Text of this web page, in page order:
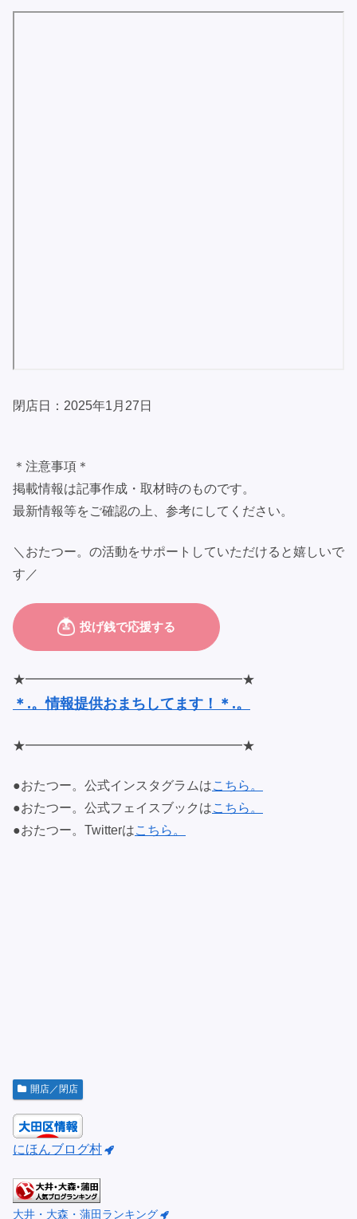
閉店日：2025年1月27日
＊注意事項＊
掲載情報は記事作成・取材時のものです。
最新情報等をご確認の上、参考にしてください。
＼おたつー。の活動をサポートしていただけると嬉しいで
す／
★━━━━━━━━━━━━━━━━━★
＊.。情報提供おまちしてます！＊.。
★━━━━━━━━━━━━━━━━━★
●おたつー。公式インスタグラムはこちら。
●おたつー。公式フェイスブックはこちら。
●おたつー。Twitterはこちら。
開店／閉店
にほんブログ村
大井・大森・蒲田ランキング